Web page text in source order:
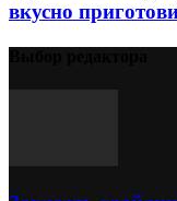
вкусно